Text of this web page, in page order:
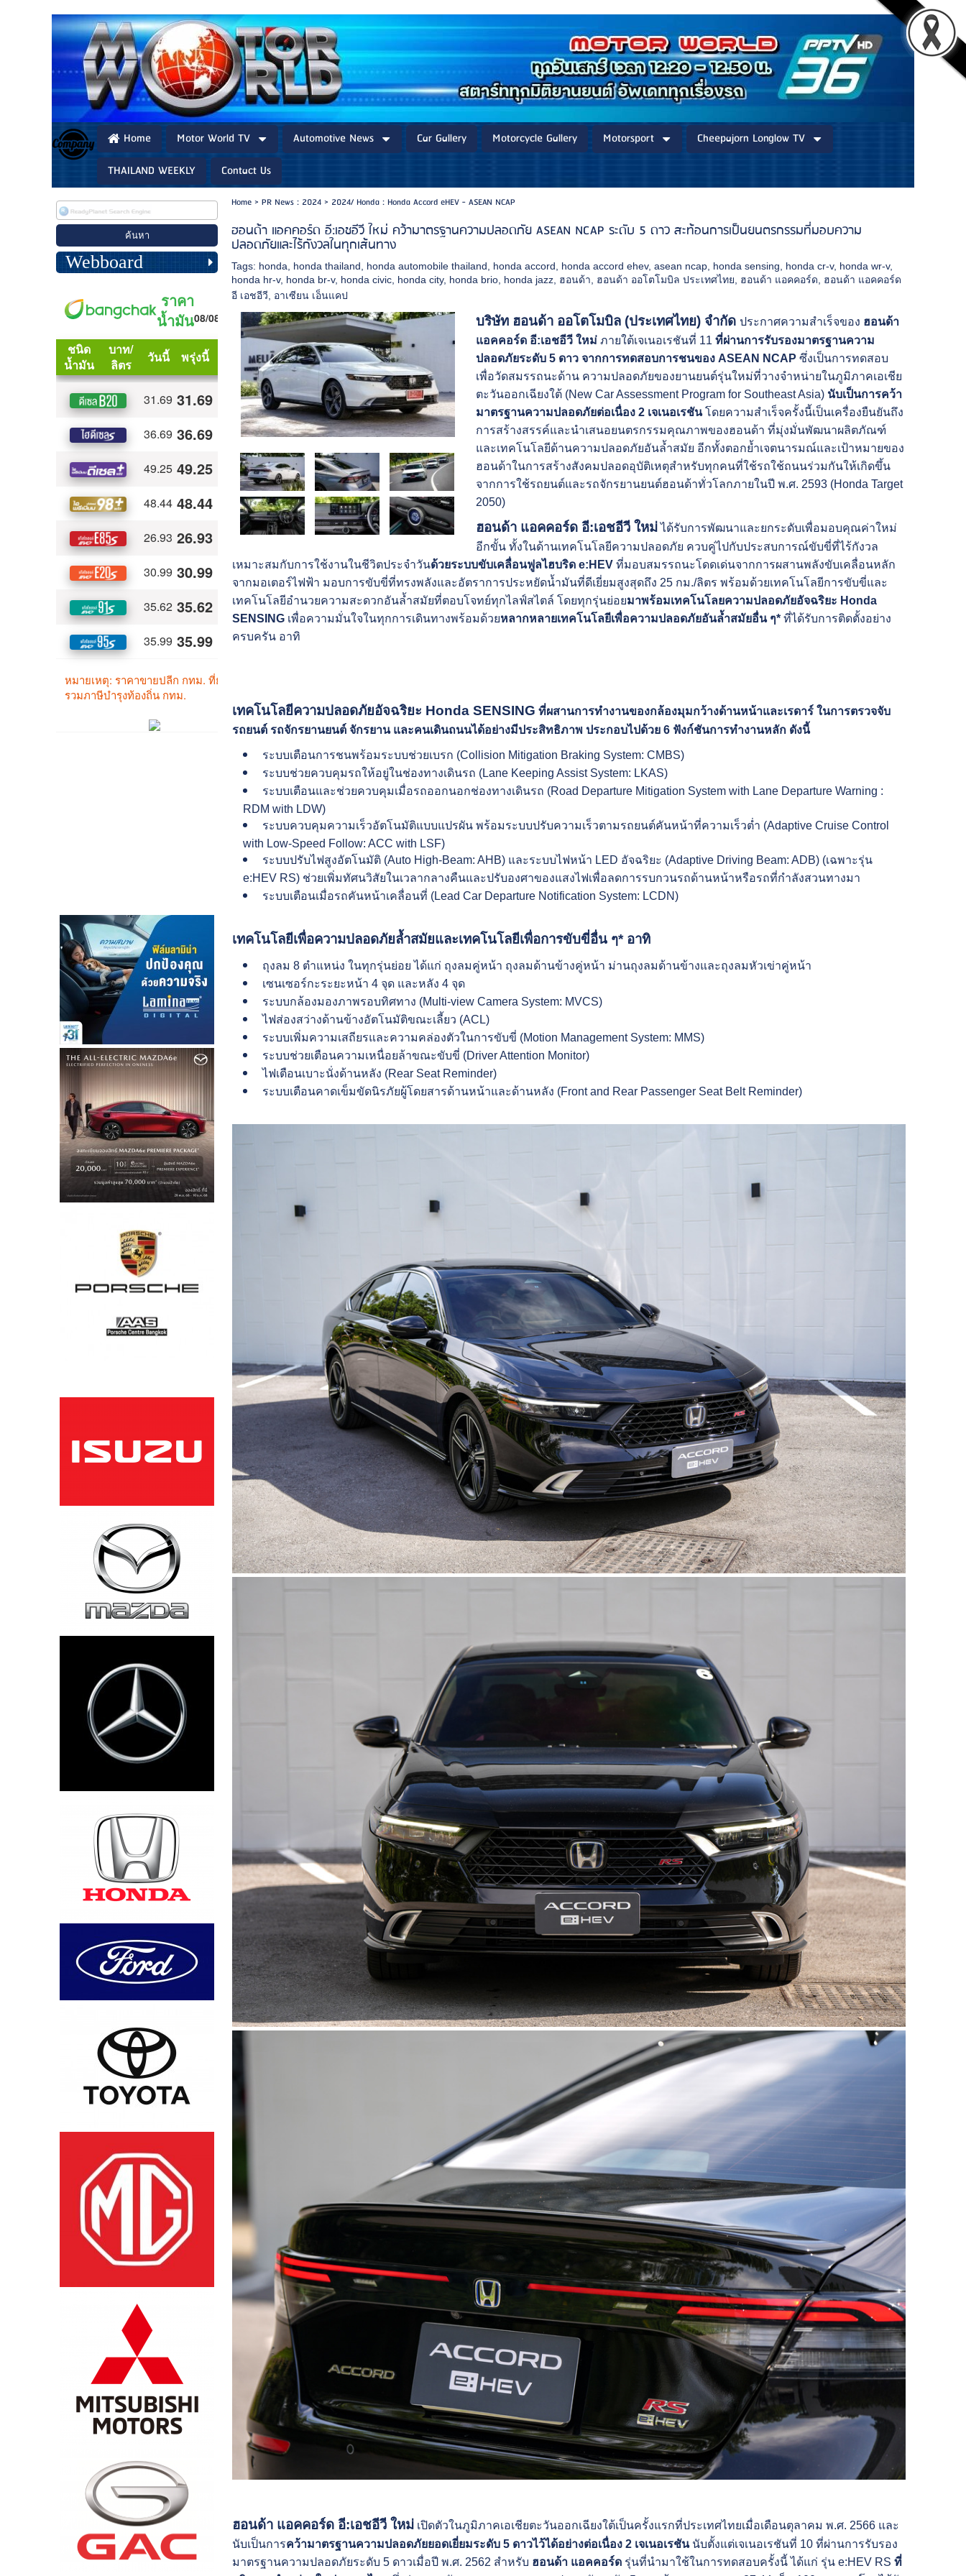
Home Motor World TV Automotive News Car Gallery Motorcycle Gallery Motorsport
Cheepajorn Longlow TV
THAILAND WEEKLY
Contact Us
Webboard
Home> PR News : 2024> 2024/ Honda : Honda Accord eHEV - ASEAN NCAP
ฮอนด้า แอคคอร์ด อี:เอชอีวี ใหม่ คว้ามาตรฐานความปลอดภัย ASEAN NCAP ระดับ 5 ดาว สะท้อนการเป็นยนตรกรรมที่มอบความ
ปลอดภัยและไร้กังวลในทุกเส้นทาง
Tags: honda honda thailand honda automobile thailand honda accord honda accord ehev,asean ncap honda sensing honda cr-v, honda wr-v,
honda hr-v, honda br-v, honda civic honda city, honda brio honda jazz ฮอนด้า ฮอนด้า ออโตโมบิล ประเทศไทย ฮอนด้า แอคคอร์ด
ฮอนด้า แอคคอร์ด
อี เอชอีวี
อาเซียน เอ็นแคป
บริษัท ฮอนด้า ออโตโมบิล (ประเทศไทย) จำกัด ประกาศความสำเร็จของ ฮอนด้า
แอคคอร์ด อี:เอชอีวี ใหม่ ภายใต้เจเนอเรชันที่ 11ที่ผ่านการรับรองมาตรฐานความ
ปลอดภัยระดับ 5 ดาว จากการทดสอบการชนของ ASEAN NCAP ซึ่งเป็นการทดสอบ
เพื่อวัดสมรรถนะด้าน ความปลอดภัยของยานยนต์รุ่นใหม่ที่วางจำหน่ายในภูมิภาคเอเชีย
ตะวันออกเฉียงใต้ (New Car Assessment Program for Southeast Asia) นับเป็นการคว้า
มาตรฐานความปลอดภัยต่อเนื่อง 2 เจเนอเรชันโดยความสำเร็จครั้งนี้เป็นเครื่องยืนยันถึง
การสร้างสรรค์และนำเสนอยนตรกรรมคุณภาพของฮอนด้า ที่มุ่งมั่นพัฒนาผลิตภัณฑ์
และเทคโนโลยีด้านความปลอดภัยอันล้ำสมัย อีกทั้งตอกย้ำเจตนารมณ์และเป้าหมายของ
ฮอนด้าในการสร้างสังคมปลอดอุบัติเหตุสำหรับทุกคนที่ใช้รถใช้ถนนร่วมกันให้เกิดขึ้น
จากการใช้รถยนต์และรถจักรยานยนต์ฮอนด้าทั่วโลกภายในปี พ.ศ. 2593 (Honda Target
2050)
ฮอนด้า แอคคอร์ด อี:เอชอีวี ใหม่ ได้รับการพัฒนาและยกระดับเพื่อมอบคุณค่าใหม่
อีกขั้น ทั้งในด้านเทคโนโลยีความปลอดภัย ควบคู่ไปกับประสบการณ์ขับขี่ที่ไร้กังวล
เหมาะสมกับการใช้งานในชีวิตประจำวันด้วยระบบขับเคลื่อนฟูลไฮบริด e:HEVที่มอบสมรรถนะโดดเด่นจากการผสานพลังขับเคลื่อนหลัก
จากมอเตอร์ไฟฟ้า มอบการขับขี่ที่ทรงพลังและอัตราการประหยัดน้ำมันที่ดีเยี่ยมสูงสุดถึง 25 กม./ลิตร พร้อมด้วยเทคโนโลยีการขับขี่และ
เทคโนโลยีอำนวยความสะดวกอันล้ำสมัยที่ตอบโจทย์ทุกไลฟ์สไตล์ โดยทุกรุ่นย่อยมาพร้อมเทคโนโลยความปลอดภัยอัจฉริยะ Honda
SENSINGเพื่อความมั่นใจในทุกการเดินทางพร้อมด้วยหลากหลายเทคโนโลยีเพื่อความปลอดภัยอันล้ำสมัยอื่น ๆ*ที่ได้รับการติดตั้งอย่าง
ครบครัน อาทิ
เทคโนโลยีความปลอดภัยอัจฉริยะ Honda SENSING ที่ผสานการทำงานของกล้องมุมกว้างด้านหน้าและเรดาร์ ในการตรวจจับ
รถยนต์ รถจักรยานยนต์ จักรยาน และคนเดินถนนได้อย่างมีประสิทธิภาพ ประกอบไปด้วย 6 ฟังก์ชันการทำงานหลัก ดังนี้
ระบบเตือนการชนพร้อมระบบช่วยเบรก (Collision Mitigation Braking System: CMBS)
ระบบช่วยควบคุมรถให้อยู่ในช่องทางเดินรถ (Lane Keeping Assist System: LKAS)
ระบบเตือนและช่วยควบคุมเมื่อรถออกนอกช่องทางเดินรถ (Road Departure Mitigation System with Lane Departure Warning :
RDM with LDW)
ระบบควบคุมความเร็วอัตโนมัติแบบแปรผัน พร้อมระบบปรับความเร็วตามรถยนต์คันหน้าที่ความเร็วต่ำ (Adaptive Cruise Control
with Low-Speed Follow: ACC with LSF)
ระบบปรับไฟสูงอัตโนมัติ (Auto High-Beam: AHB) และระบบไฟหน้า LED อัจฉริยะ (Adaptive Driving Beam: ADB) (เฉพาะรุ่น
e:HEV RS) ช่วยเพิ่มทัศนวิสัยในเวลากลางคืนและปรับองศาของแสงไฟเพื่อลดการรบกวนรถด้านหน้าหรือรถที่กำลังสวนทางมา
ระบบเตือนเมื่อรถคันหน้าเคลื่อนที่ (Lead Car Departure Notification System: LCDN)
เทคโนโลยีเพื่อความปลอดภัยล้ำสมัยและเทคโนโลยีเพื่อการขับขี่อื่น ๆ* อาทิ
ถุงลม 8 ตำแหน่ง ในทุกรุ่นย่อย ได้แก่ ถุงลมคู่หน้า ถุงลมด้านข้างคู่หน้า ม่านถุงลมด้านข้างและถุงลมหัวเข่าคู่หน้า
เซนเซอร์กะระยะหน้า 4 จุด และหลัง 4 จุด
ระบบกล้องมองภาพรอบทิศทาง (Multi-view Camera System: MVCS)
ไฟส่องสว่างด้านข้างอัตโนมัติขณะเลี้ยว (ACL)
ระบบเพิ่มความเสถียรและความคล่องตัวในการขับขี่ (Motion Management System: MMS)
ระบบช่วยเตือนความเหนื่อยล้าขณะขับขี่ (Driver Attention Monitor)
ไฟเตือนเบาะนั่งด้านหลัง (Rear Seat Reminder)
ระบบเตือนคาดเข็มขัดนิรภัยผู้โดยสารด้านหน้าและด้านหลัง (Front and Rear Passenger Seat Belt Reminder)
ฮอนด้า แอคคอร์ด อี:เอชอีวี ใหม่ เปิดตัวในภูมิภาคเอเชียตะวันออกเฉียงใต้เป็นครั้งแรกที่ประเทศไทยเมื่อเดือนตุลาคม พ.ศ. 2566 และ
นับเป็นการคว้ามาตรฐานความปลอดภัยยอดเยี่ยมระดับ 5 ดาวไว้ได้อย่างต่อเนื่อง 2 เจเนอเรชันนับตั้งแต่เจเนอเรชันที่ 10 ที่ผ่านการรับรอง
มาตรฐานความปลอดภัยระดับ 5 ดาวเมื่อปี พ.ศ. 2562 สำหรับ ฮอนด้า แอคคอร์ดรุ่นที่นำมาใช้ในการทดสอบครั้งนี้ ได้แก่ รุ่น e:HEV RS ที่